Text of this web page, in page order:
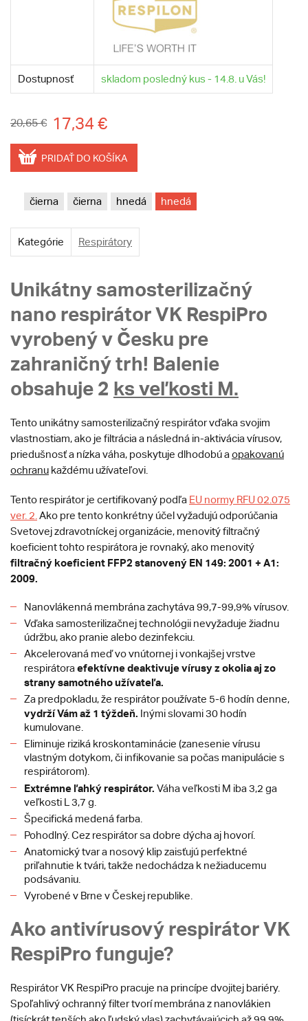
Dostupnosť skladom posledný kus - 14.8. u Vás!
20,65 € 17,34 €
PRIDAŤ DO KOŠÍKA
čierna čierna hnedá hnedá
Kategórie Respirátory
Unikátny samosterilizačný
nano respirátor VK RespiPro
vyrobený v Česku pre
zahraničný trh! Balenie
obsahuje 2 ks veľkosti M.
Tento unikátny samosterilizačný respirátor vďaka svojim
vlastnostiam, ako je filtrácia a následná in-aktivácia vírusov,
priedušnosť a nízka váha, poskytuje dlhodobú a opakovanú
ochranu každému užívateľovi.
Tento respirátor je certifikovaný podľa EU normy RFU 02.075
ver. 2. Ako pre tento konkrétny účel vyžadujú odporúčania
Svetovej zdravotníckej organizácie, menovitý filtračný
koeficient tohto respirátora je rovnaký, ako menovitý
filtračný koeficient FFP2 stanovený EN 149: 2001 + A1:
2009.
Nanovlákenná membrána zachytáva 99,7-99,9% vírusov.
Vďaka samosterilizačnej technológii nevyžaduje žiadnu
údržbu, ako pranie alebo dezinfekciu.
Akcelerovaná meď vo vnútornej i vonkajšej vrstve
respirátora efektívne deaktivuje vírusy z okolia aj zo
strany samotného užívateľa.
Za predpokladu, že respirátor používate 5-6 hodín denne,
vydrží Vám až 1 týždeň. Inými slovami 30 hodín
kumulovane.
Eliminuje riziká kroskontaminácie (zanesenie vírusu
vlastným dotykom, či infikovanie sa počas manipulácie s
respirátorom).
Extrémne ľahký respirátor. Váha veľkosti M iba 3,2 ga
veľkosti L 3,7 g.
Špecifická medená farba.
Pohodlný. Cez respirátor sa dobre dýcha aj hovorí.
Anatomický tvar a nosový klip zaisťujú perfektné
priľahnutie k tvári, takže nedochádza k nežiaducemu
podsávaniu.
Vyrobené v Brne v Českej republike.
Ako antivírusový respirátor VK
RespiPro funguje?
Respirátor VK RespiPro pracuje na princípe dvojitej bariéry.
Spoľahlivý ochranný filter tvorí membrána z nanovlákien